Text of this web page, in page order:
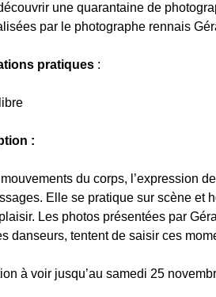
une quarantaine de
par le photographe rennais
pratiques:
:
du corps, l’expression
Elle se pratique sur scène et
Les photos présentées par
danseurs, tentent de saisir ces
à voir jusqu’au samedi 25